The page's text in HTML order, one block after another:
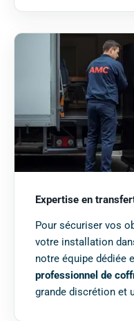
Expertise en
Pour sécuriser vos
votre installation
notre équipe dédiée
professionnel de
grande discrétion et